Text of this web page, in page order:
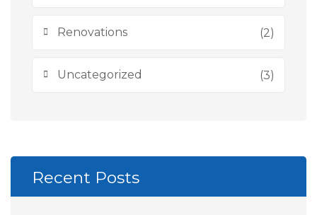
Renovations (2)
Uncategorized (3)
Recent Posts